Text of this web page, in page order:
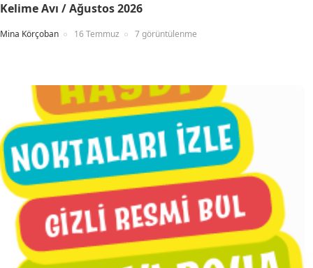
Kelime Avı / Ağustos 2026
Mina Körçoban 16 Temmuz 7 görüntülenme